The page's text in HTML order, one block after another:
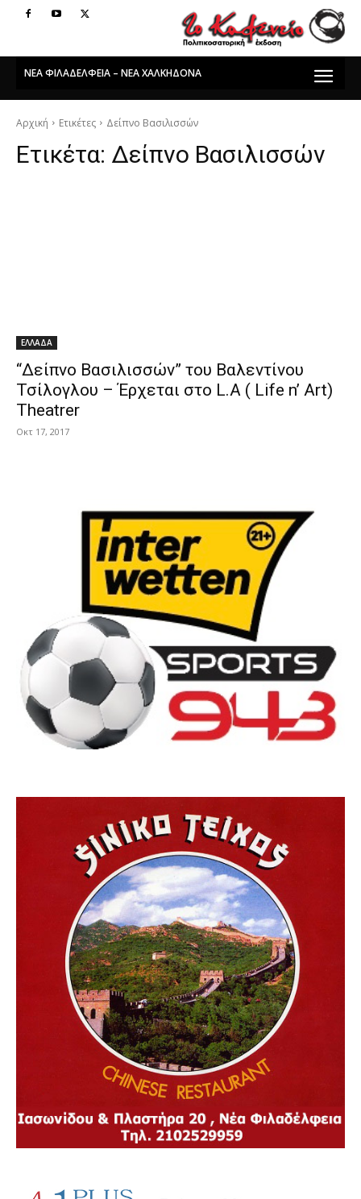
ΝΕΑ ΦΙΛΑΔΕΛΦΕΙΑ – ΝΕΑ ΧΑΛΚΗΔΟΝΑ
Αρχική Ετικέτες Δείπνο Βασιλισσών
Ετικέτα: Δείπνο Βασιλισσών
ΕΛΛΑΔΑ
“Δείπνο Βασιλισσών” του Βαλεντίνου
Τσίλογλου – Έρχεται στο L.A ( Life n’ Art)
Theatrer
Οκτ 17, 2017